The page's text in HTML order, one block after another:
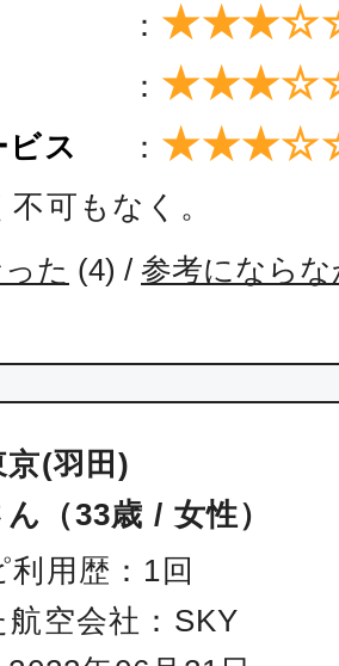
18:40
東京(
普通席
福岡
東京(
福岡
21:15
普通席
：
：
ビス ：
可もなく。
た (4) / 参考になら
(羽田)
（33歳 / 女性）
利用歴：1回
空会社：SKY